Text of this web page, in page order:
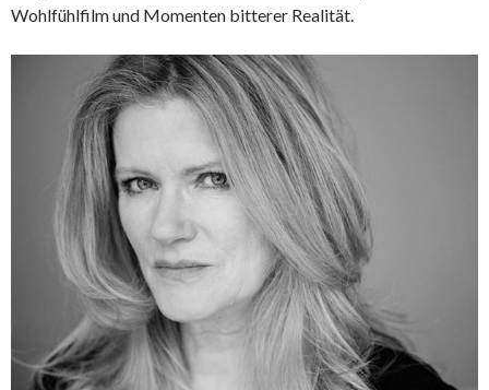
Wohlfühlfilm und Momenten bitterer Realität.